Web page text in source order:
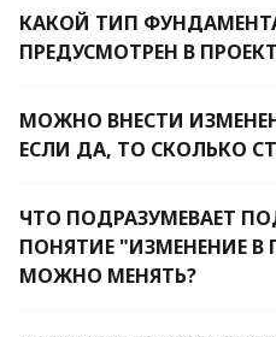
КАКОЙ ТИП
ПРЕДУСМОТРЕН В
МОЖНО ВНЕСТИ
ЕСЛИ ДА, ТО СКОЛЬКО
ЧТО ПОДРАЗУМЕВАЕТ
ПОНЯТИЕ "ИЗМЕНЕНИЕ В
МОЖНО МЕНЯТЬ?